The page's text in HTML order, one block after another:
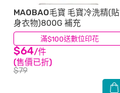
滿$100送數位印花
MAOBAO毛寶 毛寶冷洗精(貼
身衣物)800G 補充
$64/件
(售價已折)
$79
(19)